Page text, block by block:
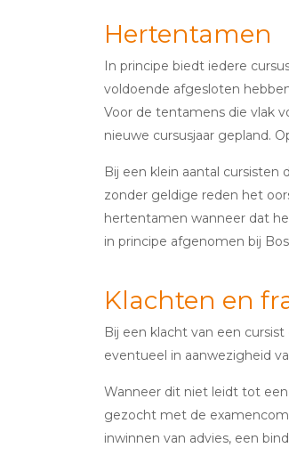
Hertentamen
In principe biedt iedere
voldoende afgesloten
Voor de tentamens die vlak
nieuwe cursusjaar gepland.
Bij een klein aantal
zonder geldige reden het
hertentamen wanneer dat
in principe afgenomen bij
Klachten en
Bij een klacht van een
eventueel in aanwezigheid
Wanneer dit niet leidt tot
gezocht met de
inwinnen van advies, een